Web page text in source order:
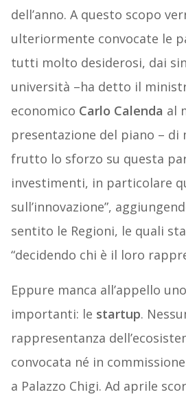
dell’anno. A questo scopo
ulteriormente convocate le
tutti molto desiderosi, dai
università –ha detto il
economico Carlo Calenda al
presentazione del piano – di
frutto lo sforzo su questa
investimenti, in particolare
sull’innovazione”,
sentito le Regioni, le quali
“decidendo chi è il loro
Eppure manca all’appello
importanti: le startup.
rappresentanza
convocata né in
a Palazzo Chigi. Ad aprile